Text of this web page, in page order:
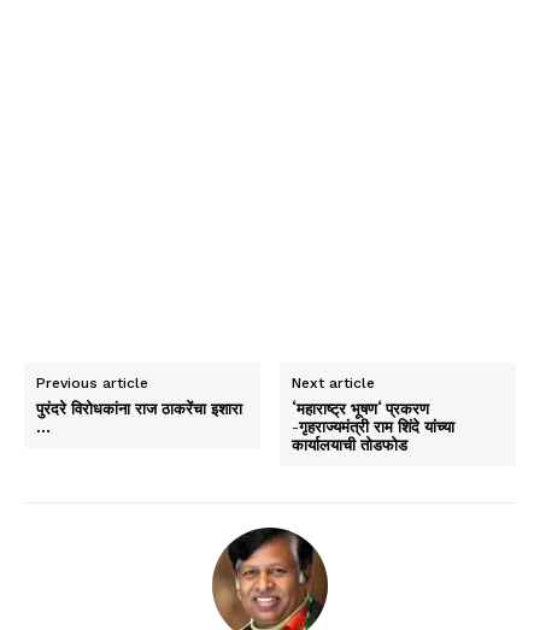
Previous article
पुरंदरे विरोधकांना राज ठाकरेंचा इशारा
…
Next article
‘महाराष्ट्र भूषण‘ प्रकरण
-गृहराज्यमंत्री राम शिंदे यांच्या
कार्यालयाची तोडफोड